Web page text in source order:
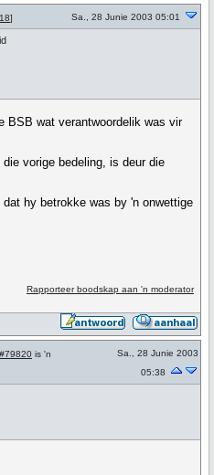
] Sa., 28 Junie 2003 05:01
BSB wat verantwoordelik was vir
vorige bedeling, is deur die
hy betrokke was by 'n onwettige
Rapporteer boodskap aan 'n moderator
is 'n
Sa., 28 Junie 2003
05:38